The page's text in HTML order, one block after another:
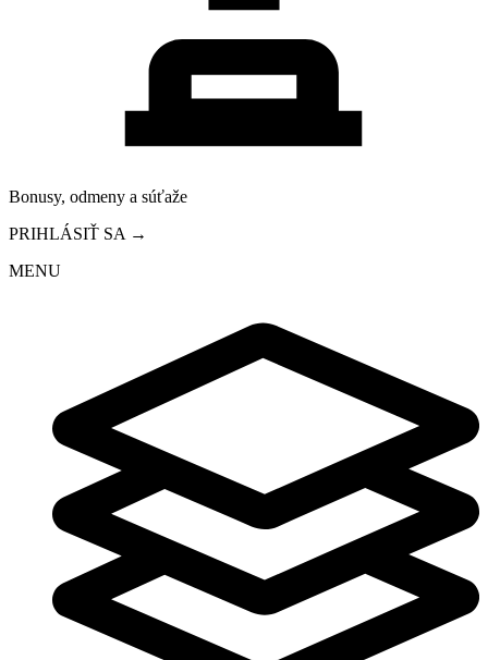
Bonusy, odmeny a súťaže
PRIHLÁSIŤ SA →
MENU